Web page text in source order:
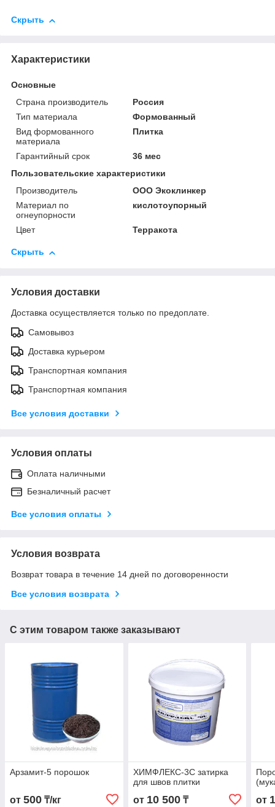
Скрыть
Характеристики
Основные
Страна производитель
Россия
Тип материала
Формованный
Вид формованного
материала
Плитка
Гарантийный срок
36 мес
Пользовательские характеристики
Производитель
ООО Экоклинкер
Материал по
огнеупорности
кислотоупорный
Цвет Терракота
Скрыть
Условия доставки
Доставка осуществляется только по предоплате.
Самовывоз
Доставка курьером
Транспортная компания
Транспортная компания
Все условия доставки
Условия оплаты
Оплата наличными
Безналичный расчет
Все условия оплаты
Условия возврата
Возврат товара в течение 14 дней по договоренности
Все условия возврата
С этим товаром также заказывают
Арзамит-5 порошок
от 500 ₸/кг
ХИМФЛЕКС-3С затирка
для швов плитки
от 10 500₸ от